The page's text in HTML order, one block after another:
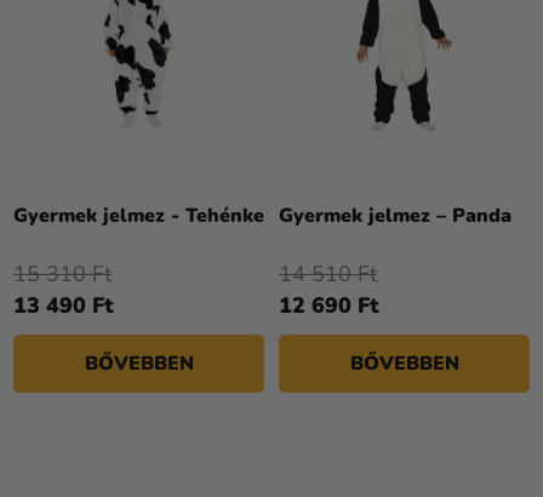
Gyermek jelmez - Tehénke
13 490 Ft
15 310 Ft
BŐVEBBEN
Gyermek jelmez – Panda
termék
5,0
csillag.
12 690 Ft
14 510 Ft
BŐVEBBEN